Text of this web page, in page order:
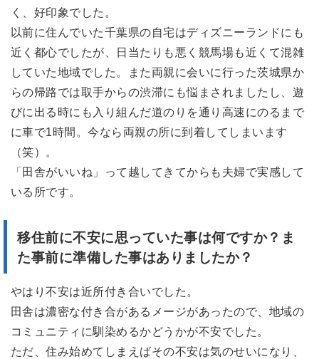
く、好印象でした。
以前に住んでいた千葉県の自宅はディズニーランドにも
近く都心でしたが、日当たりも悪く競馬場も近くて混雑
していた地域でした。また両親に会いに行った茨城県か
らの帰路では取手からの渋滞にも悩まされましたし、遊
びに出る時にも入り組んだ道のりを通り高速にのるまで
に車で1時間。今なら両親の所に到着してしまいます
（笑）。
「田舎がいいね」って越してきてからも夫婦で実感して
いる所です。
移住前に不安に思っていた事は何ですか？ま
た事前に準備した事はありましたか？
やはり不安は近所付き合いでした。
田舎は濃密な付き合があるメージがあったので、地域の
コミュニティに馴染めるかどうかが不安でした。
ただ、住み始めてしまえばその不安は気のせいになり、